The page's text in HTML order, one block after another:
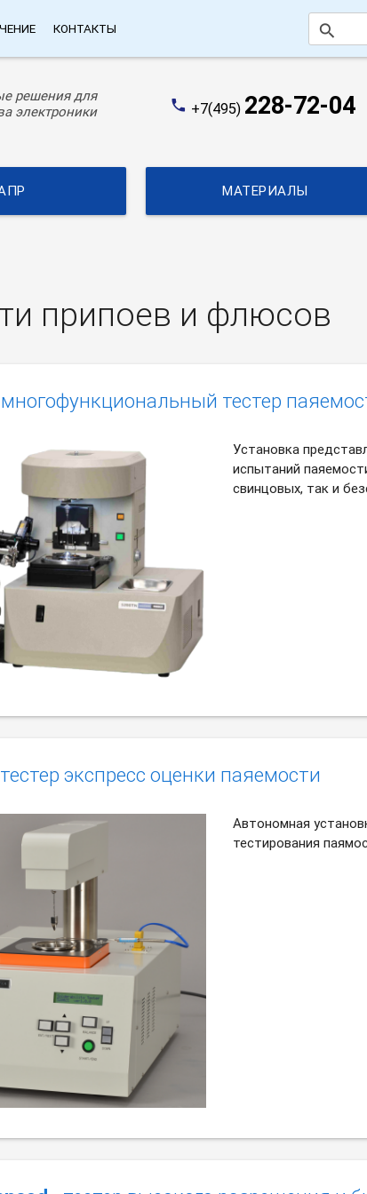
КОНТАКТЫ search
решения для
электроники
phone +7(495) 228-72-04
МАТЕРИАЛЫ
припоев и флюсов
тестер
Установка
испытаний
свинцовых, так и
экспресс оценки паяемости
Автономная
тестирования